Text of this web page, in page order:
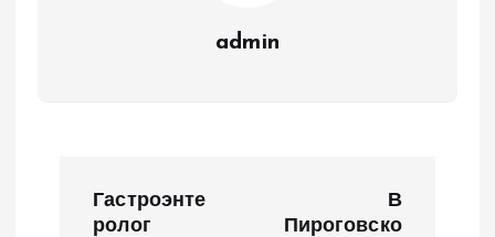
admin
Гастроэнте
ролог
В
Пироговско